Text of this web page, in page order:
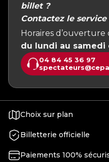
billet ?
Contactez le
Horaires
du lundi au samedi
04 84 45 36 97
Choix sur plan
Billetterie officielle
Paiements 100%